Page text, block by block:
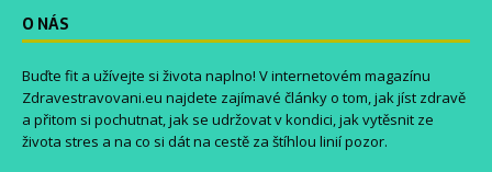
O NÁS
Buďte fit a užívejte si života naplno! V internetovém magazínu
Zdravestravovani.eu najdete zajímavé články o tom, jak jíst zdravě
a přitom si pochutnat, jak se udržovat v kondici, jak vytěsnit ze
života stres a na co si dát na cestě za štíhlou linií pozor.